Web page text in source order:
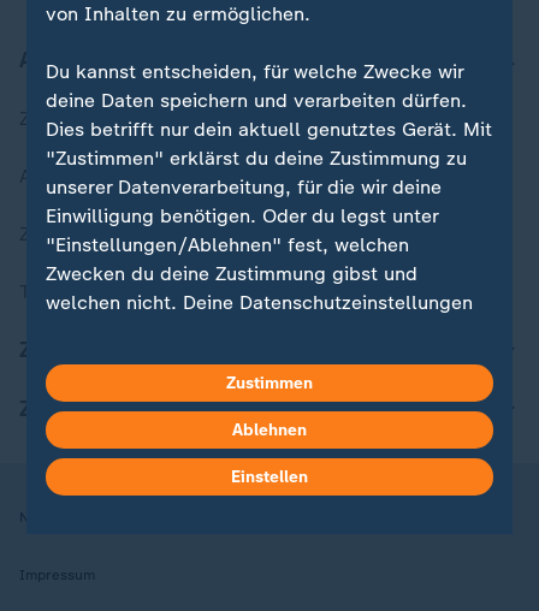
Aktuell bei ZDFheute
Zuletzt veröffentlicht
Aktuelle Sendungs-Videos
ZDFheute Stories
Themen im Überblick
ZDFheute Apps
Nutzungsbedingungen
Impressum
von Inhalten zu ermöglichen.
Du kannst entscheiden, für welche Zwecke wir
deine Daten speichern und verarbeiten dürfen.
Dies betrifft nur dein aktuell genutztes Gerät. Mit
"Zustimmen" erklärst du deine Zustimmung zu
unserer Datenverarbeitung, für die wir deine
Einwilligung benötigen. Oder du legst unter
"Einstellungen/Ablehnen" fest, welchen
Zwecken du deine Zustimmung gibst und
welchen nicht. Deine Datenschutzeinstellungen
in deinen Einstellungen widerrufen oder ändern.
Hier findest du das Impressum.
Weitere Informationen findest du in unserer
Datenschutzerklärung.
Zustimmen
Ablehnen
Einstellen